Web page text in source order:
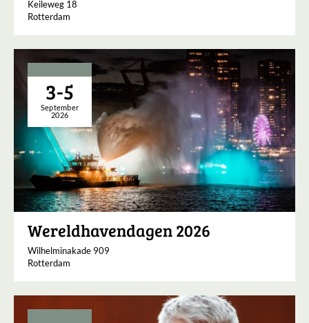
Keileweg 18
Rotterdam
3-5
September
2026
Wereldhavendagen 2026
Wilhelminakade 909
Rotterdam